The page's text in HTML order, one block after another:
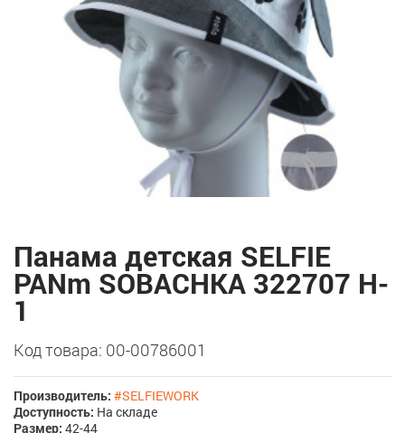
Панама детская SELFIE
PANm SOBACHKA 322707 H-
1
Код товара: 00-00786001
Производитель: #SELFIEWORK
Доступность: На складе
Размер: 42-44